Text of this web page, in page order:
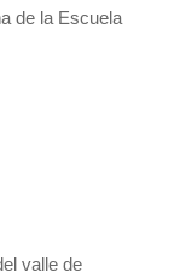
de la Escuela
valle de